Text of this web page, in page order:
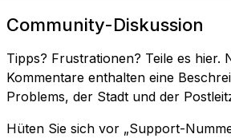
Community-Diskussion
Tipps? Frustrationen? Teile es hier.
Kommentare enthalten eine
Problems, der Stadt und der
Hüten Sie sich vor „Support-